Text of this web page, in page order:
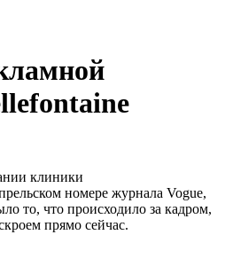
клиники
номере журнала Vogue,
то, что происходило за кадром,
прямо сейчас.